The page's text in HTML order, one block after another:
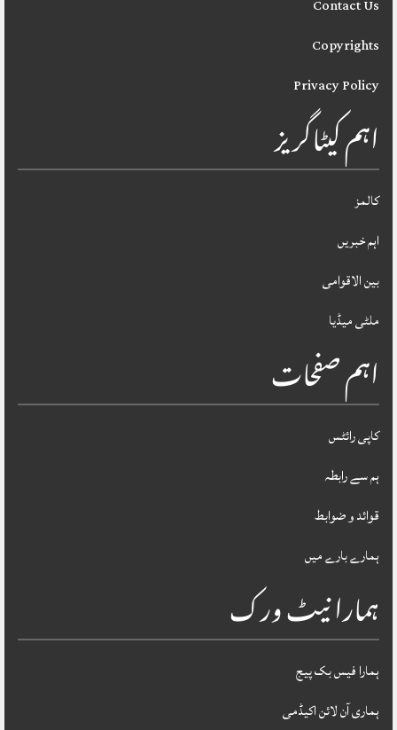
Contact Us
Copyrights
Privacy Policy
اہم کیٹاگریز
کالمز
اہم خبریں
بین الاقوامی
ملٹی میڈیا
اہم صفحات
کاپی رائٹس
ہم سے رابطہ
قوائد و ضوابط
ہمارے بارے میں
ہمارا نیٹ ورک
ہمارا فیس بک پیج
ہماری آن لائن اکیڈمی